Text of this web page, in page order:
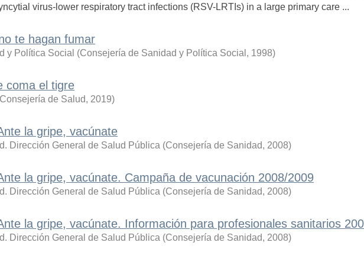
virus-lower respiratory tract infections (RSV-LRTIs) in a large primary care ...
te hagan fumar
y Política Social (Consejería de Sanidad y Política Social , 1998)
coma el tigre
de Salud, 2019)
la gripe, vacúnate
Dirección General de Salud Pública (Consejería de Sanidad, 2008)
la gripe, vacúnate. Campaña de vacunación 2008/2009
Dirección General de Salud Pública (Consejería de Sanidad, 2008)
la gripe, vacúnate. Información para profesionales sanitarios
Dirección General de Salud Pública (Consejería de Sanidad, 2008)